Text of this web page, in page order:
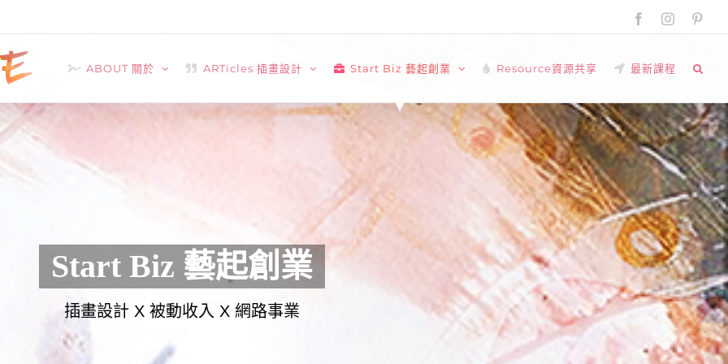
FacebookInstagram
ABOUT 關於 ARTicles 插畫設計 Start Biz 藝起創業 Resource資源共享 最新課程
Start Biz 藝起創業
插畫設計 X 被動收入 X 網路事業